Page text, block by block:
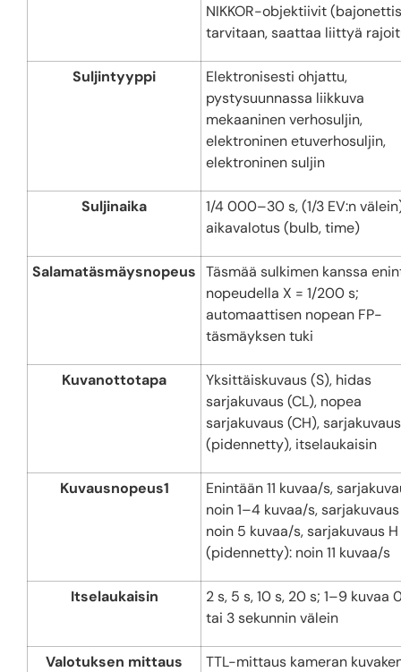
NIKKOR-objektiivit
tarvitaan, saattaa liittyä
Suljintyyppi
Elektronisesti ohjattu,
pystysuunnassa liikkuva
mekaaninen verhosuljin,
elektroninen etuverhosuljin,
elektroninen suljin
Suljinaika
1/4 000–30 s, (1/3 EV:n
aikavalotus (bulb, time)
Salamatäsmäysnopeus Täsmää sulkimen kanssa
nopeudella X = 1/200 s;
automaattisen nopean FP-
täsmäyksen tuki
Kuvanottotapa
Yksittäiskuvaus (S), hidas
sarjakuvaus (CL), nopea
sarjakuvaus (CH),
(pidennetty), itselaukaisin
Kuvausnopeus1
Enintään 11 kuvaa/s,
noin 1–4 kuvaa/s, sarjakuvaus
noin 5 kuvaa/s, sarjakuvaus H
(pidennetty): noin 11 kuvaa/s
Itselaukaisin
2 s, 5 s, 10 s, 20 s; 1–9 kuvaa
tai 3 sekunnin välein
Valotuksen mittaus
TTL-mittaus kameran